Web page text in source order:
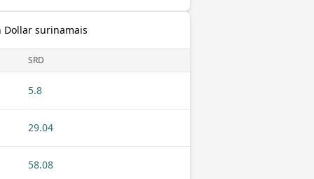
Dollar surinamais
SRD
5.8
29.04
58.08